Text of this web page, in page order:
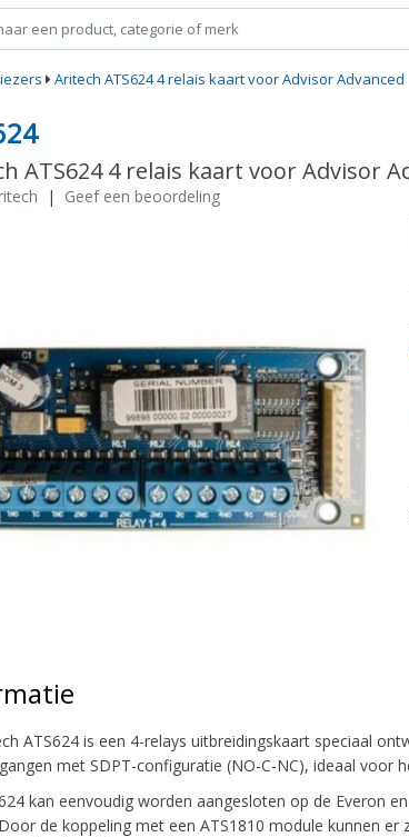
Aritech ATS624 4 relais kaart voor Advisor Advanced
ATS624 4 relais kaart voor Advisor
| Geef een beoordeling
ATS624 is een 4-relays uitbreidingskaart speciaal
met SDPT-configuratie (NO-C-NC), ideaal voor
kan eenvoudig worden aangesloten op de Everon
de koppeling met een ATS1810 module kunnen